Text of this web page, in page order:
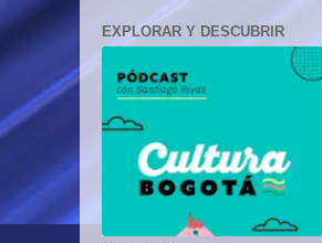
EXPLORAR Y DESCUBRIR